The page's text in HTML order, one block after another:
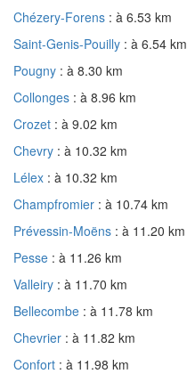
Chézery-Forens : à 6.53 km
Saint-Genis-Pouilly : à 6.54 km
Pougny : à 8.30 km
Collonges : à 8.96 km
Crozet : à 9.02 km
Chevry : à 10.32 km
Lélex : à 10.32 km
Champfromier : à 10.74 km
Prévessin-Moëns : à 11.20 km
Pesse : à 11.26 km
Valleiry : à 11.70 km
Bellecombe : à 11.78 km
Chevrier : à 11.82 km
Confort : à 11.98 km